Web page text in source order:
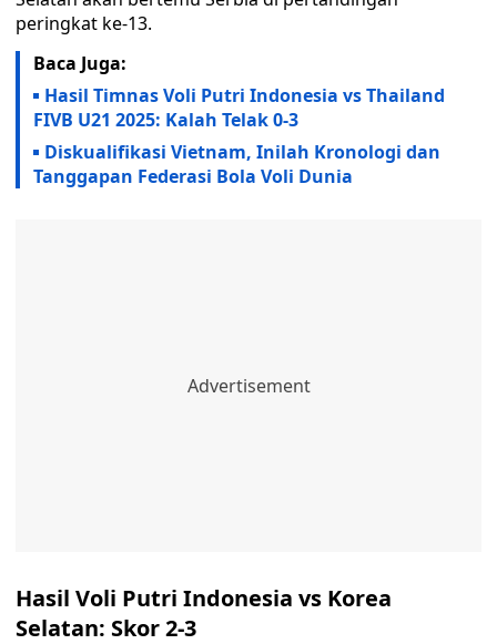
peringkat ke-13.
Baca Juga:
Hasil Timnas Voli Putri Indonesia vs Thailand
FIVB U21 2025: Kalah Telak 0-3
Diskualifikasi Vietnam, Inilah Kronologi dan
Tanggapan Federasi Bola Voli Dunia
Hasil Voli Putri Indonesia vs Korea
Selatan: Skor 2-3